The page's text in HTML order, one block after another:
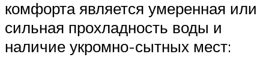
комфорта является умеренная или
сильная прохладность воды и
наличие укромно-сытных мест: